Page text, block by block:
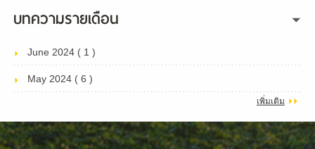
บทความรายเดือน
June 2024 ( 1 )
May 2024 ( 6 )
เพิ่มเติม